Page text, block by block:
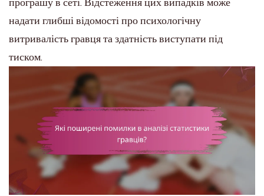
програшу в сеті. Відстеження цих випадків може
надати глибші відомості про психологічну
витривалість гравця та здатність виступати під
тиском.